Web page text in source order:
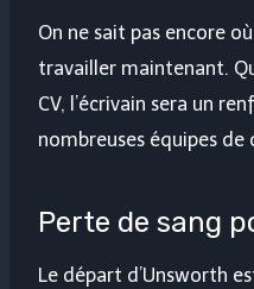
On ne sait pas encore
travailler maintenant.
CV, l’écrivain sera un
nombreuses équipes
Perte de sang
Le départ d’Unsworth